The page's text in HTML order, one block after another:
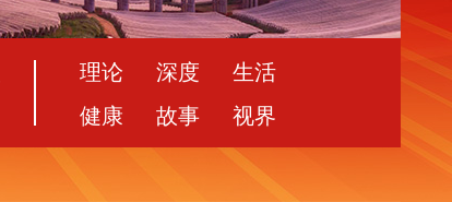
理论 深度
生活
健康
故事 视界